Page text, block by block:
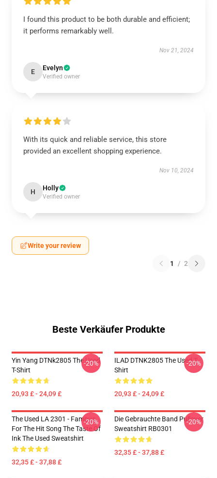
I found this product to be both durable and efficient;
it performs remarkably well.
Nov 21, 2024
E Evelyn
Verified owner
With its quick and reliable service, this store
provided an excellent shopping experience.
Nov 10, 2024
H Holly
Verified owner
Write your review
1 / 2
Beste Verkäufer Produkte
Yin Yang DTNk2805 The Used
T-Shirt
20,93 £ - 24,09 £
-20%
ILAD DTNK2805 The Used T-
Shirt
20,93 £ - 24,09 £
-20%
The Used LA 2301 - Famous
For The Hit Song The Taste Of
Ink The Used Sweatshirt
32,35 £ - 37,88 £
-20%
Die Gebrauchte Band Pullover
Sweatshirt RB0301
32,35 £ - 37,88 £
-20%